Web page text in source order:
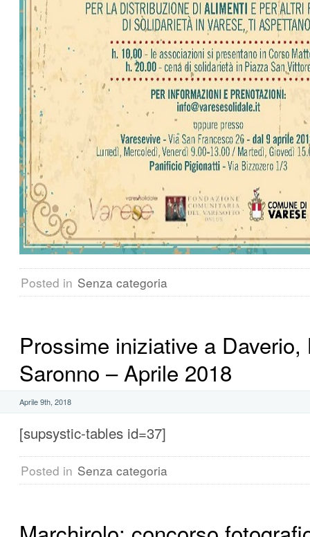
Posted in Senza categoria
Prossime iniziative a Daverio,
Saronno – Aprile 2018
Aprile 9th, 2018
[supsystic-tables id=37]
Posted in Senza categoria